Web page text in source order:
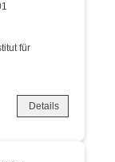
für
Details